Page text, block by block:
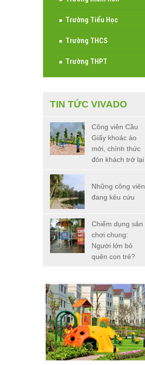
Trường Tiểu Học
Trường THCS
Trường THPT
TIN TỨC VIVADO
Công viên Cầu
Giấy khoác áo
mới, chính thức
đón khách trở lại
Những công viên
đang kêu cứu
Chiếm dụng sân
chơi chung:
Người lớn bỏ
quên con trẻ?